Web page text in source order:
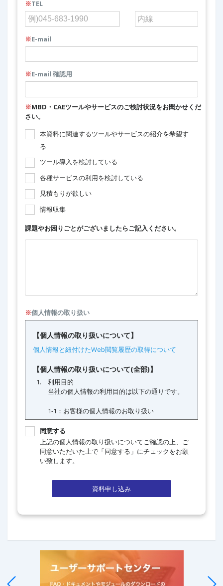
※TEL
※E-mail
※E-mail 確認用
※MBD・CAEツールやサービスのご検討状況をお聞かせくだ
さい。
本資料に関連するツールやサービスの紹介を希望す
る
ツール導入を検討している
各種サービスの利用を検討している
見積もりが欲しい
情報収集
課題やお困りごとがございましたらご記入ください。
※個人情報の取り扱い
同意する
上記の個人情報の取り扱いについてご確認の上、ご
同意いただいた上で「同意する」にチェックをお願
い致します。
資料申し込み